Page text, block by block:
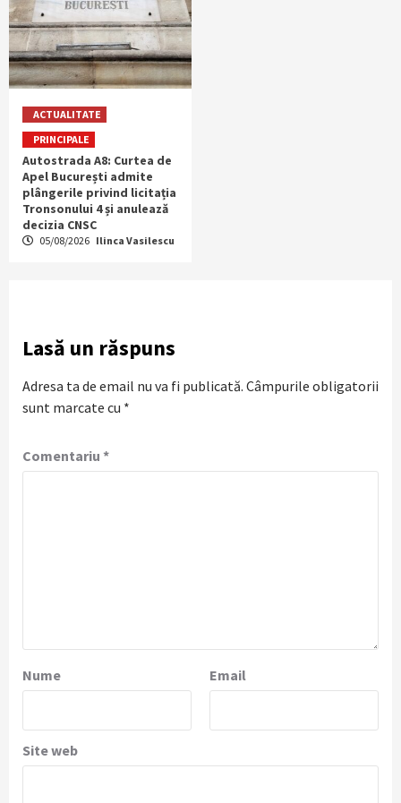
ACTUALITATE
PRINCIPALE
Autostrada A8: Curtea de
Apel București admite
plângerile privind licitația
Tronsonului 4 și anulează
decizia CNSC
05/08/2026 Ilinca Vasilescu
Lasă un răspuns
Adresa ta de email nu va fi publicată. Câmpurile obligatorii
sunt marcate cu *
Comentariu *
Nume Email
Site web